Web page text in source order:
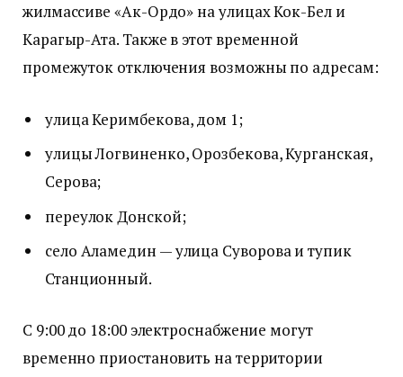
жилмассиве «Ак-Ордо» на улицах Кок-Бел и
Карагыр-Ата. Также в этот временной
промежуток отключения возможны по адресам:
улица Керимбекова, дом 1;
улицы Логвиненко, Орозбекова, Курганская,
Серова;
переулок Донской;
село Аламедин — улица Суворова и тупик
Станционный.
С 9:00 до 18:00 электроснабжение могут
временно приостановить на территории